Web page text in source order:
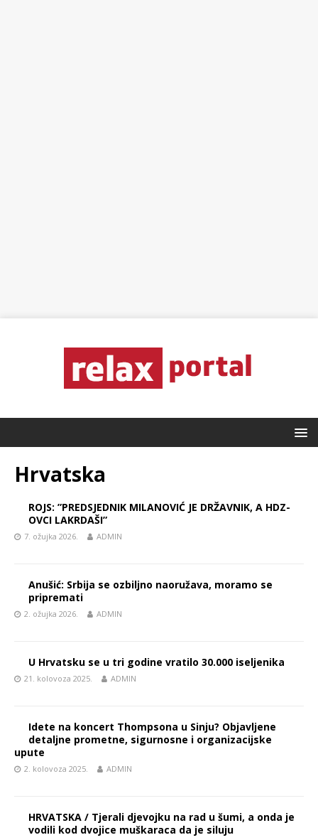
Hrvatska
ROJS: ”PREDSJEDNIK MILANOVIĆ JE DRŽAVNIK, A HDZ-
OVCI LAKRDAŠI”
7. ožujka 2026. ADMIN
Anušić: Srbija se ozbiljno naoružava, moramo se
pripremati
2. ožujka 2026. ADMIN
U Hrvatsku se u tri godine vratilo 30.000 iseljenika
21. kolovoza 2025. ADMIN
Idete na koncert Thompsona u Sinju? Objavljene
detaljne prometne, sigurnosne i organizacijske
upute
2. kolovoza 2025. ADMIN
HRVATSKA / Tjerali djevojku na rad u šumi, a onda je
vodili kod dvojice muškaraca da je siluju